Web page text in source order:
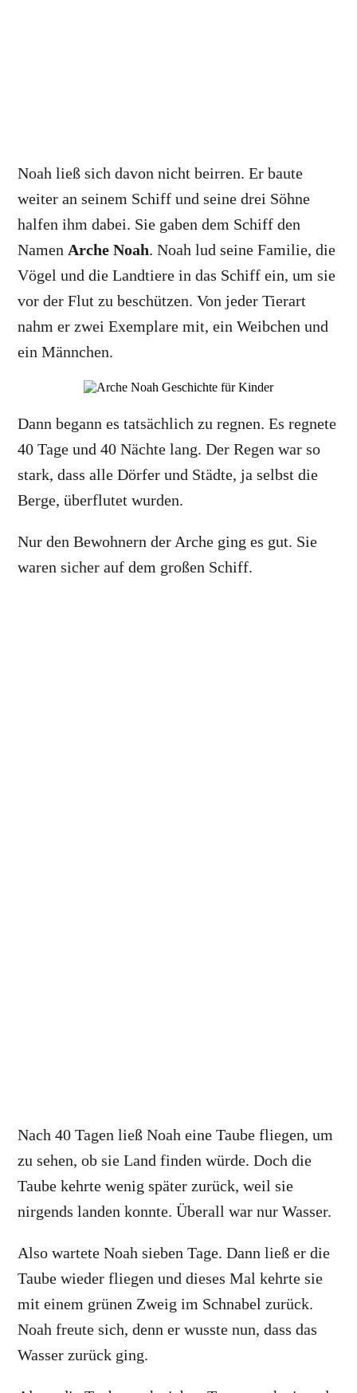
Noah ließ sich davon nicht beirren. Er baute
weiter an seinem Schiff und seine drei Söhne
halfen ihm dabei. Sie gaben dem Schiff den
Namen Arche Noah. Noah lud seine Familie, die
Vögel und die Landtiere in das Schiff ein, um sie
vor der Flut zu beschützen. Von jeder Tierart
nahm er zwei Exemplare mit, ein Weibchen und
ein Männchen.
Dann begann es tatsächlich zu regnen. Es regnete
40 Tage und 40 Nächte lang. Der Regen war so
stark, dass alle Dörfer und Städte, ja selbst die
Berge, überflutet wurden.
Nur den Bewohnern der Arche ging es gut. Sie
waren sicher auf dem großen Schiff.
Nach 40 Tagen ließ Noah eine Taube fliegen, um
zu sehen, ob sie Land finden würde. Doch die
Taube kehrte wenig später zurück, weil sie
nirgends landen konnte. Überall war nur Wasser.
Also wartete Noah sieben Tage. Dann ließ er die
Taube wieder fliegen und dieses Mal kehrte sie
mit einem grünen Zweig im Schnabel zurück.
Noah freute sich, denn er wusste nun, dass das
Wasser zurück ging.